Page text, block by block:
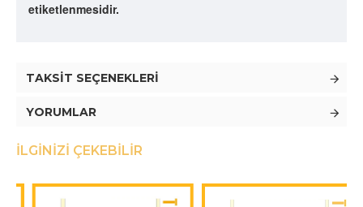
etiketlenmesidir.
TAKSIT SEÇENEKLERI
YORUMLAR
İLGINIZI ÇEKEBILIR